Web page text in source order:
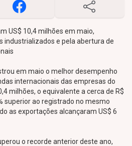
US$ 10,4 milhões em maio,
industrializados e pela abertura de
em maio o melhor desempenho
internacionais das empresas do
milhões, o equivalente a cerca de R$
superior ao registrado no mesmo
as exportações alcançaram US$ 6
o recorde anterior deste ano,